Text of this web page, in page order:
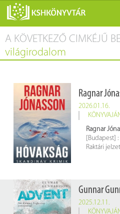
ONLINE KATALÓGUS
RÓLUNK
SZOLGÁLTATÁSOK
ADATBÁZISOK
BLOG
A KÖVETKEZŐ CIMKÉJŰ
világirodalom
Ragnar
2026.01.16.
Ragnar
[Budapest]
Raktári
Gunnar
2025.12.11.